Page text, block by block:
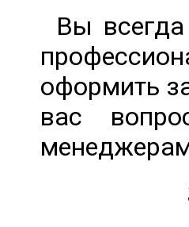
Вы
оформить
вас